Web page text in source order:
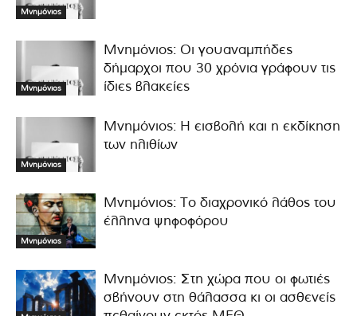
Μνημόνιος
Μνημόνιος
Μνημόνιος: Οι γουαναμπήδες
δήμαρχοι που 30 χρόνια γράφουν τις
ίδιες βλακείες
Μνημόνιος
Μνημόνιος: Η εισβολή και η εκδίκηση
των ηλιθίων
Μνημόνιος
Μνημόνιος: Το διαχρονικό λάθος του
έλληνα ψηφοφόρου
Μνημόνιος: Στη χώρα που οι φωτιές
σβήνουν στη θάλασσα κι οι ασθενείς